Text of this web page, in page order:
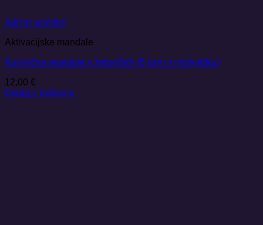
Add to wishlist
Aktivacijske mandale
Kozmične mandale v žetončkih (5 kom v mošnjičku)
12,00 €
Dodaj v košarico